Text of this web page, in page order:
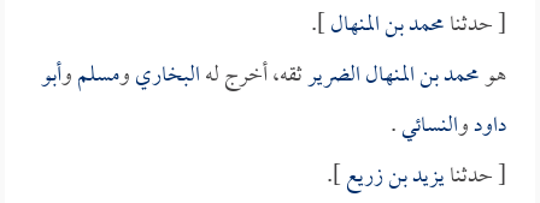
[ حدثنامحمد بن المنهال].
هومحمد بن المنهال الضريرثقه، أخرج لهالبخاريومسلموأبو
داودوالنسائي.
[ حدثنايزيد بن زريع].